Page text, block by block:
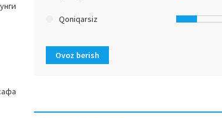
Qoniqarsiz
Ovoz berish